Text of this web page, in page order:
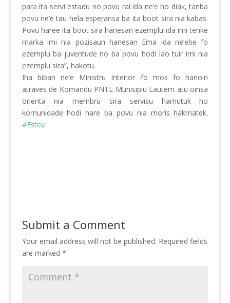
para ita servi estadu no povu rai ida ne’e ho diak, tanba
povu ne’e tau hela esperansa ba ita boot sira nia kabas.
Povu haree ita boot sira hanesan ezemplu ida imi tenke
marka imi nia pozisaun hanesan Ema ida ne’ebe fo
ezemplu ba juventude no ba povu hodi lao tuir imi nia
ezemplu sira”, hakotu.
Iha biban ne’e Ministru Interior fo mos fo hanoin
atraves de Komandu PNTL Munisipiu Lautem atu oinsa
orienta nia membru sira servisu hamutuk ho
komunidade hodi hare ba povu nia moris hakmatek.
#Estev
Submit a Comment
Your email address will not be published. Required fields
are marked *